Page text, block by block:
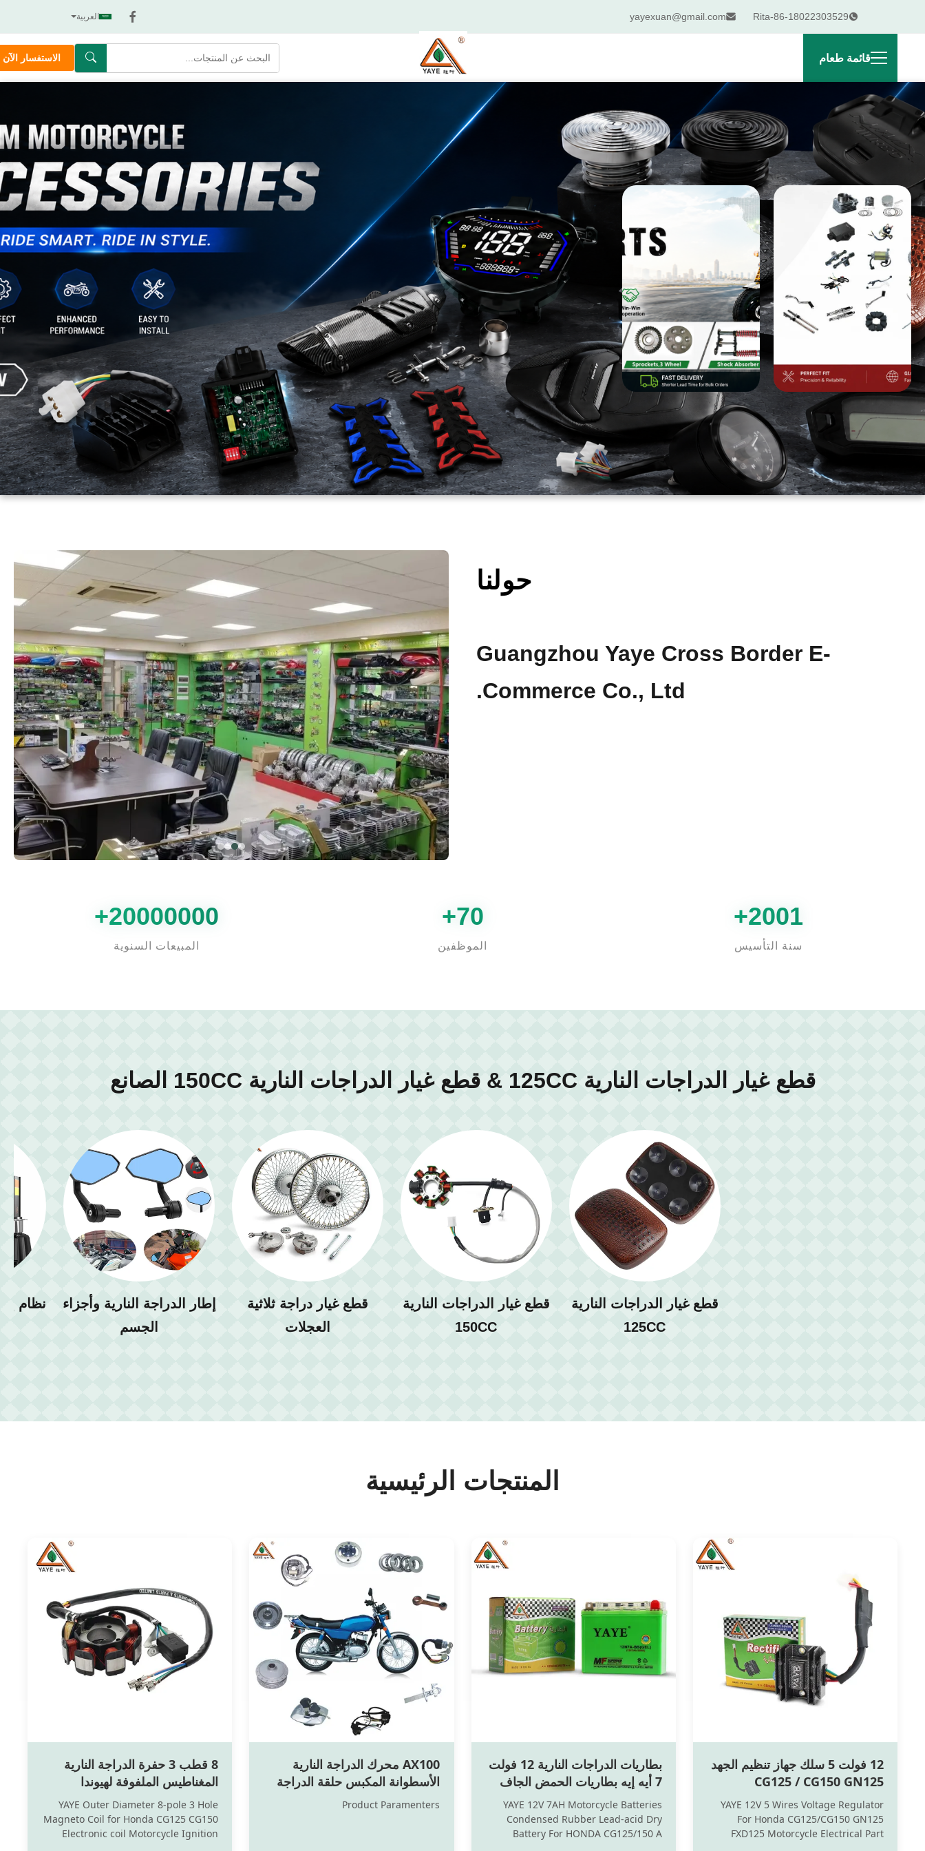
Rita-86-18022303529
yayexuan@gmail.com العربية
قائمة طعام الاستفسار الآن
حولنا
Guangzhou Yaye Cross Border E-
Commerce Co., Ltd.
2001+
سنة التأسيس
70+
الموظفين
20000000+
المبيعات السنوية
قطع غيار الدراجات النارية 125CC & قطع غيار الدراجات النارية 150CC الصانع
قطع غيار الدراجات النارية
125CC
قطع غيار الدراجات النارية
150CC
قطع غيار دراجة ثلاثية
العجلات
إطار الدراجة النارية وأجزاء
الجسم
نظام
المنتجات الرئيسية
12 فولت 5 سلك جهاز تنظيم الجهد
CG125 / CG150 GN125
FXD125 مبرر الدراجات النارية
YAYE 12V 5 Wires Voltage Regulator
For Honda CG125/CG150 GN125
FXD125 Motorcycle Electrical Part
بطاريات الدراجات النارية 12 فولت
7 أيه إيه بطاريات الحمض الجاف
للسيارات النارية
YAYE 12V 7AH Motorcycle Batteries
Condensed Rubber Lead-acid Dry
Battery For HONDA CG125/150 A
AX100 محرك الدراجة النارية
الأسطوانة المكبس حلقة الدراجة
النارية العجلات الملحقات
Product Paramenters
8 قطب 3 حفرة الدراجة النارية
المغناطيس الملفوفة لهيوندا
CG125 CG150 قطع إشعال
الدراجة النارية
YAYE Outer Diameter 8-pole 3 Hole
Magneto Coil for Honda CG125 CG150
Electronic coil Motorcycle Ignition